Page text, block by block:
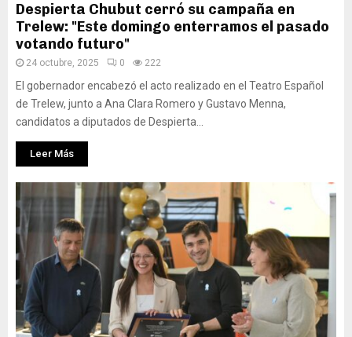
Despierta Chubut cerró su campaña en
Trelew: "Este domingo enterramos el pasado
votando futuro"
24 octubre, 2025 0 222
El gobernador encabezó el acto realizado en el Teatro Español
de Trelew, junto a Ana Clara Romero y Gustavo Menna,
candidatos a diputados de Despierta...
Leer Más